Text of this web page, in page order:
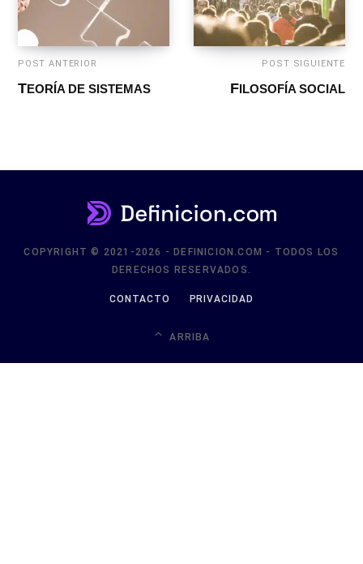
POST ANTERIOR
TEORÍA DE SISTEMAS
POST SIGUIENTE
FILOSOFÍA SOCIAL
COPYRIGHT © 2021-2026 - DEFINICION.COM - TODOS LOS
DERECHOS RESERVADOS.
CONTACTO PRIVACIDAD
ARRIBA